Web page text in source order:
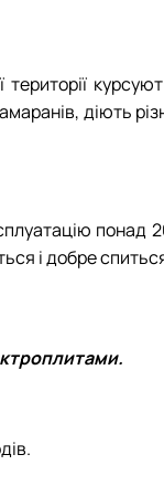
діють
понад
і добре